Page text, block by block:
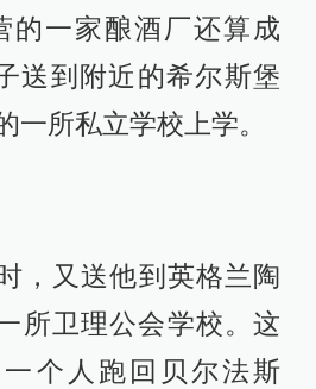
的一家酿酒厂还算成
送到附近的希尔斯堡
一所私立学校上学。
，又送他到英格兰陶
所卫理公会学校。这
个人跑回贝尔法斯